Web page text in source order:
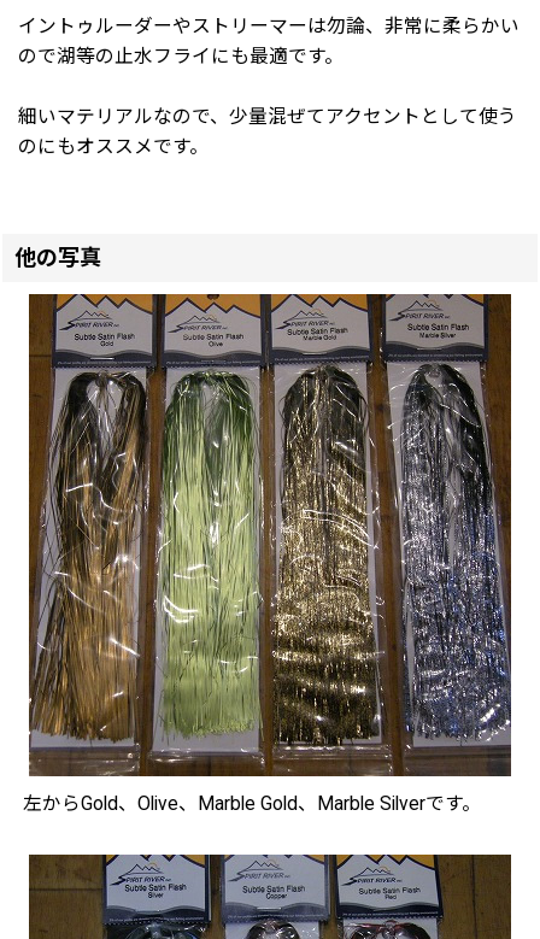
イントゥルーダーやストリーマーは勿論、非常に柔らかい
ので湖等の止水フライにも最適です。
細いマテリアルなので、少量混ぜてアクセントとして使う
のにもオススメです。
他の写真
左からGold、Olive、Marble Gold、Marble Silverです。